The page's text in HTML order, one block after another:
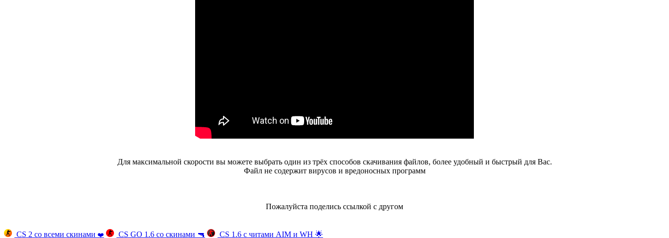
Для максимальной скорости вы можете выбрать один из трёх способов скачивания файлов, более удобный и быстрый для Вас.
Файл не содержит вирусов и вредоносных программ
Пожалуйста поделись ссылкой с другом
CS 2 со всеми скинами ❤️ CS GO 1.6 со скинами 🔫 CS 1.6 с читами AIM и WH 🌟